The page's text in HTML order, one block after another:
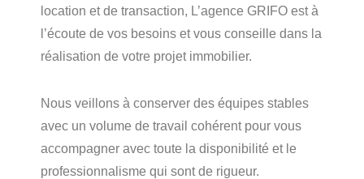
location et de transaction, L’agence GRIFO est à
l’écoute de vos besoins et vous conseille dans la
réalisation de votre projet immobilier.
Nous veillons à conserver des équipes stables
avec un volume de travail cohérent pour vous
accompagner avec toute la disponibilité et le
professionnalisme qui sont de rigueur.